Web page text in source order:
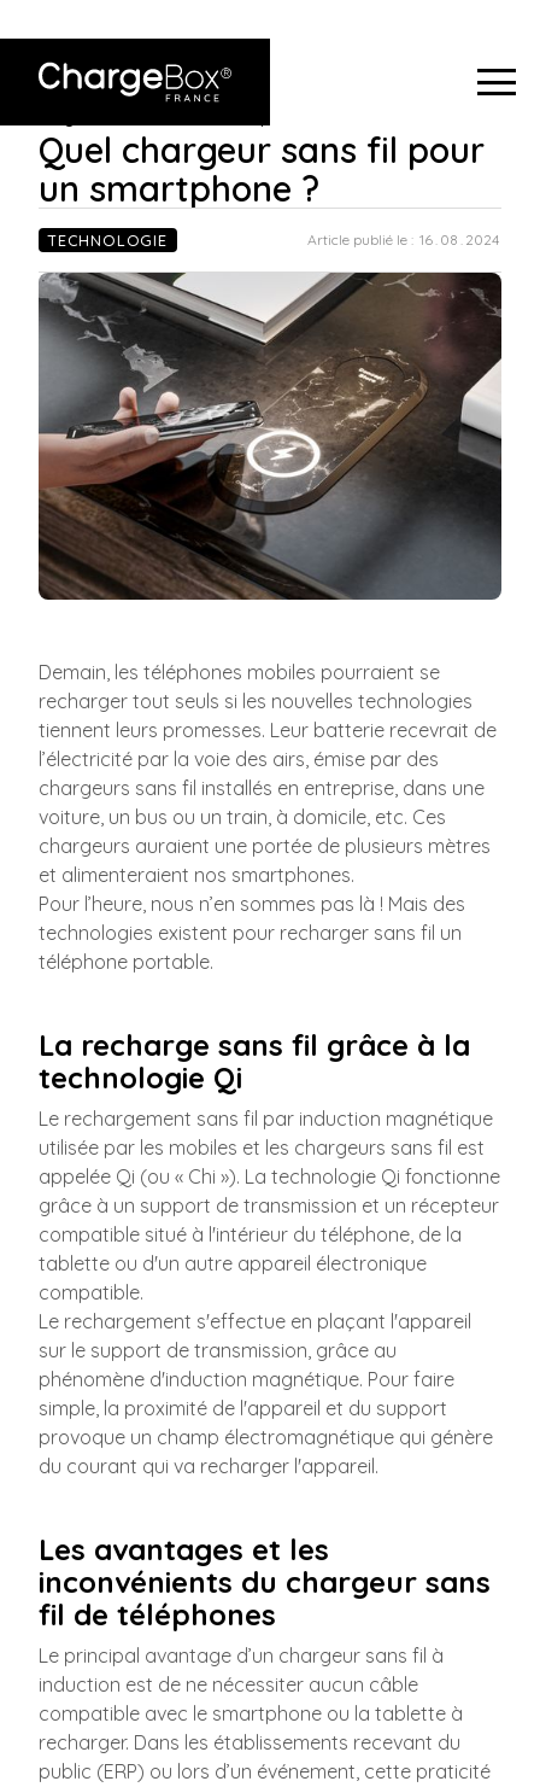
ChargeBox France>
Quel chargeur sans fil pour un
Quel chargeur sans fil pour
un smartphone ?
TECHNOLOGIE Article publié le : 16. 08 . 2024
Demain, les téléphones mobiles pourraient se
recharger tout seuls si les nouvelles technologies
tiennent leurs promesses. Leur batterie recevrait de
l’électricité par la voie des airs, émise par des
chargeurs sans fil installés en entreprise, dans une
voiture, un bus ou un train, à domicile, etc. Ces
chargeurs auraient une portée de plusieurs mètres
et alimenteraient nos smartphones.
Pour l’heure, nous n’en sommes pas là ! Mais des
technologies existent pour recharger sans fil un
téléphone portable.
La recharge sans fil grâce à la
technologie Qi
Le rechargement sans fil par induction magnétique
utilisée par les mobiles et les chargeurs sans fil est
appelée Qi (ou « Chi »). La technologie Qi fonctionne
grâce à un support de transmission et un récepteur
compatible situé à l'intérieur du téléphone, de la
tablette ou d'un autre appareil électronique
compatible.
Le rechargement s'effectue en plaçant l'appareil
sur le support de transmission, grâce au
phénomène d'induction magnétique. Pour faire
simple, la proximité de l'appareil et du support
provoque un champ électromagnétique qui génère
du courant qui va recharger l'appareil.
Les avantages et les
inconvénients du chargeur sans
fil de téléphones
Le principal avantage d’un chargeur sans fil à
induction est de ne nécessiter aucun câble
compatible avec le smartphone ou la tablette à
recharger. Dans les établissements recevant du
public (ERP) ou lors d’un événement, cette praticité